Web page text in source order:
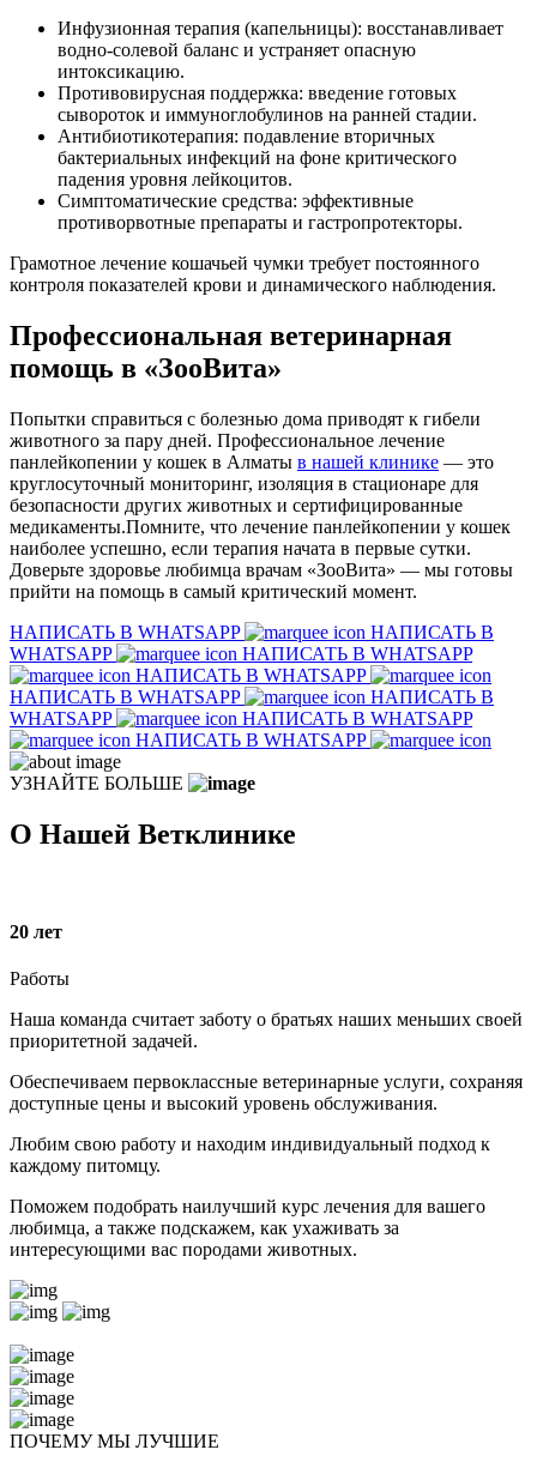
Инфузионная терапия (капельницы): восстанавливает
водно-солевой баланс и устраняет опасную
интоксикацию.
Противовирусная поддержка: введение готовых
сывороток и иммуноглобулинов на ранней стадии.
Антибиотикотерапия: подавление вторичных
бактериальных инфекций на фоне критического
падения уровня лейкоцитов.
Симптоматические средства: эффективные
противорвотные препараты и гастропротекторы.
Грамотное лечение кошачьей чумки требует постоянного
контроля показателей крови и динамического наблюдения.
Профессиональная ветеринарная
помощь в «ЗооВита»
Попытки справиться с болезнью дома приводят к гибели
животного за пару дней. Профессиональное лечение
панлейкопении у кошек в Алматы в нашей клинике — это
круглосуточный мониторинг, изоляция в стационаре для
безопасности других животных и сертифицированные
медикаменты.Помните, что лечение панлейкопении у кошек
наиболее успешно, если терапия начата в первые сутки.
Доверьте здоровье любимца врачам «ЗооВита» — мы готовы
прийти на помощь в самый критический момент.
НАПИСАТЬ В WHATSAPP
НАПИСАТЬ В
WHATSAPP
НАПИСАТЬ В WHATSAPP
НАПИСАТЬ В WHATSAPP
НАПИСАТЬ В WHATSAPP
НАПИСАТЬ В
WHATSAPP
НАПИСАТЬ В WHATSAPP
НАПИСАТЬ В WHATSAPP
УЗНАЙТЕ БОЛЬШЕ
О Нашей Ветклинике
20 лет
Работы
Наша команда считает заботу о братьях наших меньших своей
приоритетной задачей.
Обеспечиваем первоклассные ветеринарные услуги, сохраняя
доступные цены и высокий уровень обслуживания.
Любим свою работу и находим индивидуальный подход к
каждому питомцу.
Поможем подобрать наилучший курс лечения для вашего
любимца, а также подскажем, как ухаживать за
интересующими вас породами животных.
ПОЧЕМУ МЫ ЛУЧШИЕ